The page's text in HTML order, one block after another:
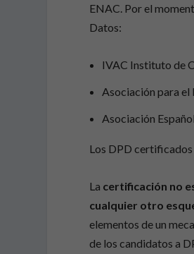
ENAC. Por el
Datos:
IVAC Instituto de
Asociación para el
Asociación
Los DPD certificados
La certificación no
cualquier otro
elementos de un
de los candidatos a